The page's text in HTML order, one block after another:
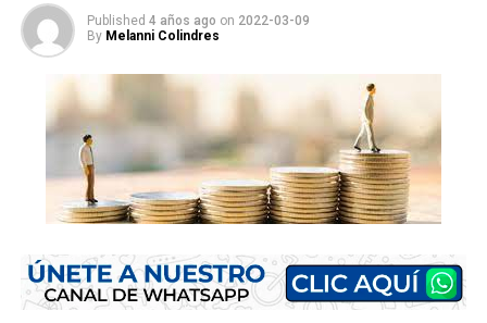
Published 4 años ago on 2022-03-09
By Melanni Colindres